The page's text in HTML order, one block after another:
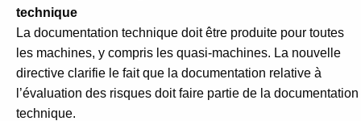
technique
La documentation technique doit être produite pour toutes
les machines, y compris les quasi-machines. La nouvelle
directive clarifie le fait que la documentation relative à
l’évaluation des risques doit faire partie de la documentation
technique.